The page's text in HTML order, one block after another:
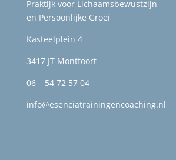
Praktijk voor Lichaamsbewustzijn
en Persoonlijke Groei
Kasteelplein 4
3417 JT Montfoort
06 – 54 72 57 04
info@esenciatrainingencoaching.nl